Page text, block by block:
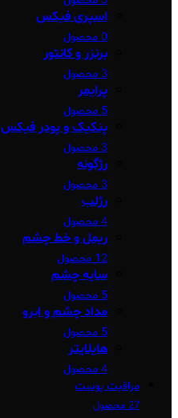
اسپری فیکس
0 محصول
برنزر و کانتور
3 محصول
پرایمر
5 محصول
پنکیک و پودر فیکس
3 محصول
رژگونه
3 محصول
رژلب
4 محصول
ریمل و خط چشم
12 محصول
سایه چشم
5 محصول
مداد چشم و ابرو
5 محصول
هایلایتر
4 محصول
مراقبت پوست
27 محصول